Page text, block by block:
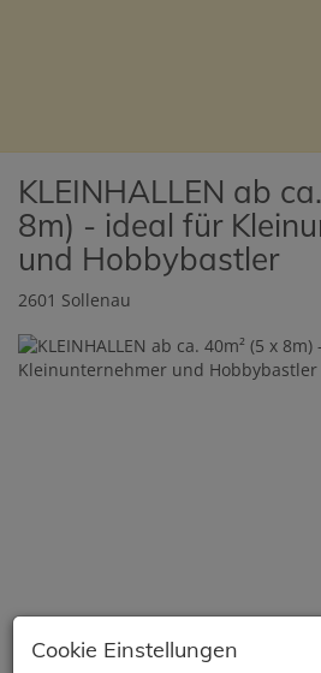
KLEINHALLEN ab
8m) - ideal für
und Hobbybastler
2601 Sollenau
Cookie Einstellungen